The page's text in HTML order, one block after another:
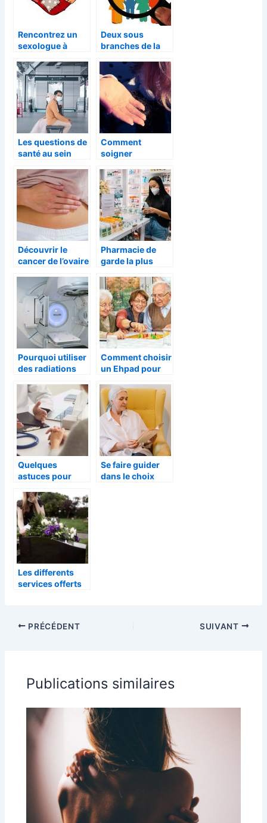
Rencontrez un
sexologue à
régler vos
problèmes
intimes
Deux sous
branches de la
Neuropsychologi
e clinique et la
Psychologie du
Conseil
Les questions de
santé au sein
plein
développement
Comment
soigner
alopécies ?
Découvrir le
cancer de l’ovaire
manière d’en
guérir
Pharmacie de
garde la plus
comment la
repérer ?
Pourquoi utiliser
des radiations
cancer ?
Comment choisir
un Ehpad pour
d’âge avancé ?
Quelques
astuces pour
patientèle au
début d’une
carrière libérale
de santé
Se faire guider
dans le choix
Les differents
services offerts
PRÉCÉDENT SUIVANT
Publications similaires